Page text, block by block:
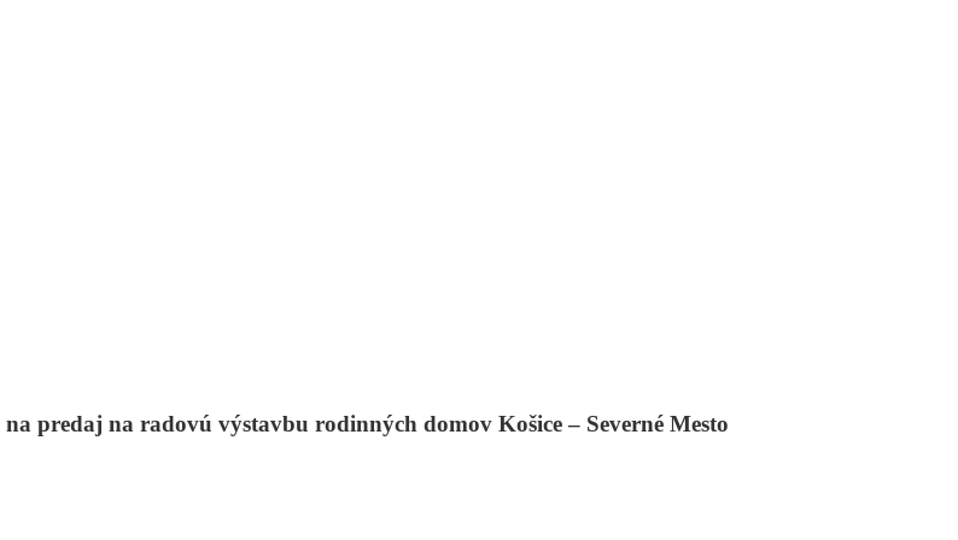
na predaj na radovú výstavbu rodinných domov Košice– Severné Mesto